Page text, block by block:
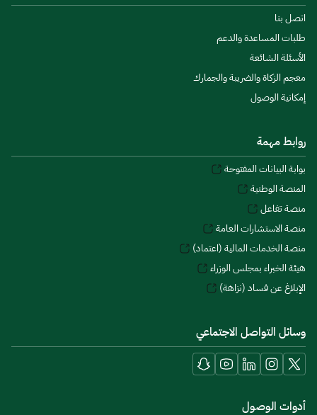
اتصل بنا
طلبات المساعدة والدعم
الأسئلة الشائعة
معجم الزكاة والضريبة والجمارك
إمكانية الوصول
روابط مهمة
بوابة البيانات المفتوحة
المنصة الوطنية
منصة تفاعل
منصة الاستشارات العامة
منصة الخدمات المالية (اعتماد)
هيئة الخبراء بمجلس الوزراء
الإبلاغ عن فساد (نزاهة)
وسائل التواصل الاجتماعي
أدوات الوصول